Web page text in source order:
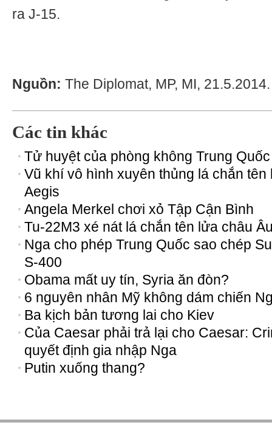
ra J-15.
Nguồn: The Diplomat, MP, MI, 21.5.2014.
Các tin khác
Tử huyệt của phòng không Trung Quốc
Vũ khí vô hình xuyên thủng lá chắn tên
Aegis
Angela Merkel chơi xỏ Tập Cận Bình
Tu-22M3 xé nát lá chắn tên lửa châu
Nga cho phép Trung Quốc sao chép
S-400
Obama mất uy tín, Syria ăn đòn?
6 nguyên nhân Mỹ không dám chiến
Ba kịch bản tương lai cho Kiev
Của Caesar phải trả lại cho Caesar:
quyết định gia nhập Nga
Putin xuống thang?